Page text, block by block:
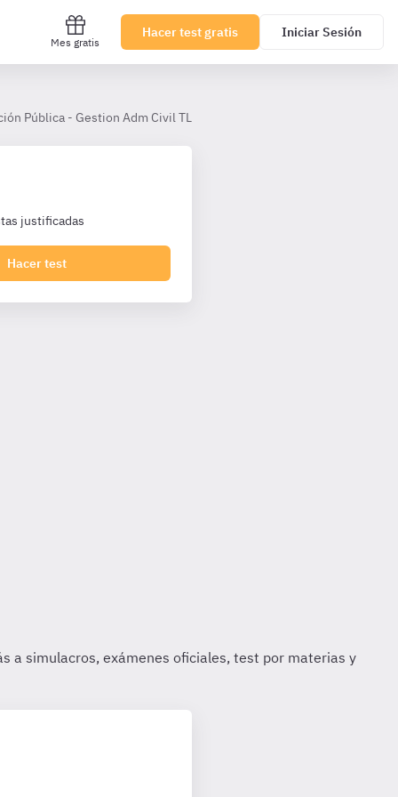
Mes gratis
Hacer test gratis Iniciar Sesión
Pública - Gestion Adm Civil TL
justificadas
Hacer test